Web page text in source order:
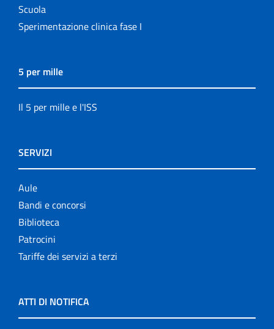
Scuola
Sperimentazione clinica fase I
5 per mille
Il 5 per mille e l'ISS
SERVIZI
Aule
Bandi e concorsi
Biblioteca
Patrocini
Tariffe dei servizi a terzi
ATTI DI NOTIFICA